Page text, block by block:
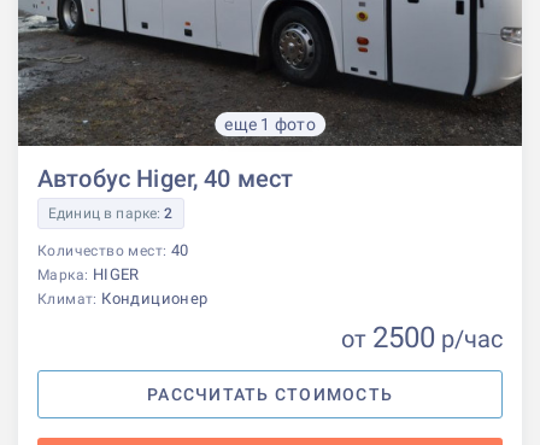
еще 1 фото
Автобус Higer, 40 мест
Единиц в парке:2
Количество мест: 40
Марка: HIGER
Климат: Кондиционер
от 2500 р/час
РАССЧИТАТЬ СТОИМОСТЬ